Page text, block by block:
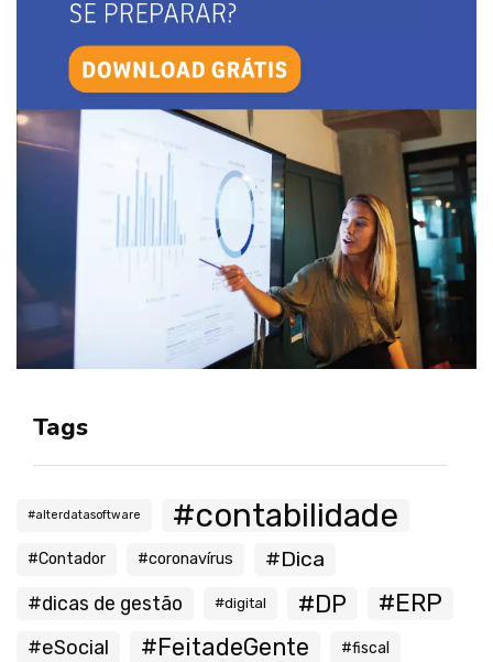
Tags
#alterdatasoftware #contabilidade
#Contador #coronavírus #Dica
#dicas de gestão #digital #DP #ERP
#eSocial #FeitadeGente #fiscal